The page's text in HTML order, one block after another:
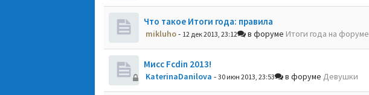
Что такое Итоги года: правила
mikluho- 12 дек 2013, 23:12 в форуме Итоги года на форуме
Мисс Fcdin 2013!
KaterinaDanilova - 30 июн 2013, 23:53 в форуме Девушки